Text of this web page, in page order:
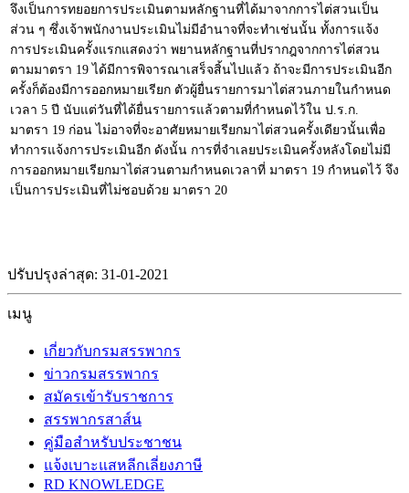
จึงเป็นการทยอยการประเมินตามหลักฐานที่ได้มาจากการไต่สวนเป็น
ส่วน ๆ ซึ่งเจ้าพนักงานประเมินไม่มีอำนาจที่จะทำเช่นนั้น ทั้งการแจ้ง
การประเมินครั้งแรกแสดงว่า พยานหลักฐานที่ปรากฎจากการไต่สวน
ตามมาตรา 19 ได้มีการพิจารณาเสร็จสิ้นไปแล้ว ถ้าจะมีการประเมินอีก
ครั้งก็ต้องมีการออกหมายเรียก ตัวผู้ยื่นรายการมาไต่สวนภายในกำหนด
เวลา 5 ปี นับแต่วันที่ได้ยื่นรายการแล้วตามที่กำหนดไว้ใน ป.ร.ก.
มาตรา 19 ก่อน ไม่อาจที่จะอาศัยหมายเรียกมาไต่สวนครั้งเดียวนั้นเพื่อ
ทำการแจ้งการประเมินอีก ดังนั้น การที่จำเลยประเมินครั้งหลังโดยไม่มี
การออกหมายเรียกมาไต่สวนตามกำหนดเวลาที่ มาตรา 19 กำหนดไว้ จึง
เป็นการประเมินที่ไม่ชอบด้วย มาตรา 20
ปรับปรุงล่าสุด: 31-01-2021
เมนู
เกี่ยวกับกรมสรรพากร
ข่าวกรมสรรพากร
สมัครเข้ารับราชการ
สรรพากรสาส์น
คู่มือสำหรับประชาชน
แจ้งเบาะแสหลีกเลี่ยงภาษี
RD KNOWLEDGE